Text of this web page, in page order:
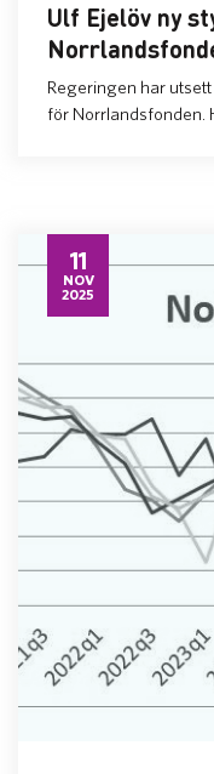
Ulf Ejelöv ny
Regeringen har
för Norrlandsfonden.
11
NOV
2025